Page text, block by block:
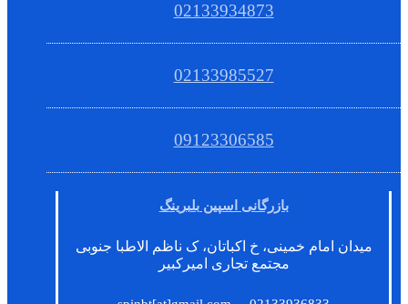
02133934873
02133985527
09123306585
بازرگانی اسپین بلبرینگ
میدان امام خمینی، خ اکباتان، ک ناظم الاطبا جنوبی
مجتمع تجاری امیرکبیر